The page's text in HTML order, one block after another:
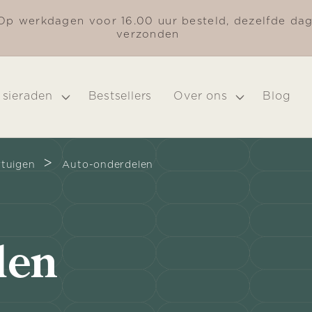
werkdagen voor 16.00 uur besteld, dezelfde dag
verzonden
Bestsellers Over ons Blog
> Auto-onderdelen